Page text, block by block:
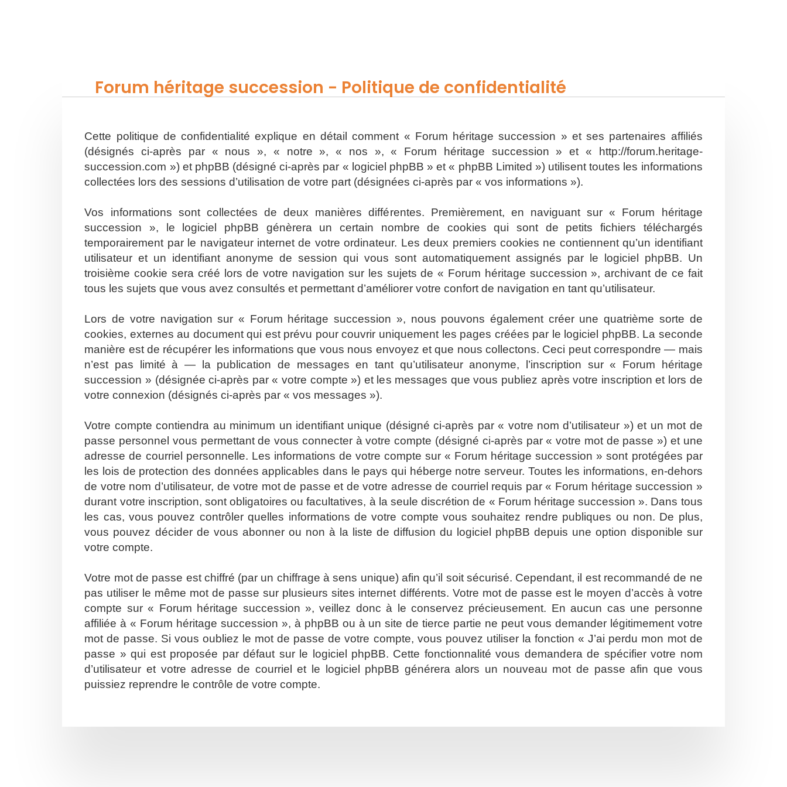
Forum héritage succession - Politique de confidentialité
Cette politique de confidentialité explique en détail comment « Forum héritage succession » et ses partenaires affiliés
(désignés ci-après par « nous », « notre », « nos », « Forum héritage succession » et « http://forum.heritage-
succession.com ») et phpBB (désigné ci-après par « logiciel phpBB » et « phpBB Limited ») utilisent toutes les informations
collectées lors des sessions d’utilisation de votre part (désignées ci-après par « vos informations »).
Vos informations sont collectées de deux manières différentes. Premièrement, en naviguant sur « Forum héritage
succession », le logiciel phpBB génèrera un certain nombre de cookies qui sont de petits fichiers téléchargés
temporairement par le navigateur internet de votre ordinateur. Les deux premiers cookies ne contiennent qu’un identifiant
utilisateur et un identifiant anonyme de session qui vous sont automatiquement assignés par le logiciel phpBB. Un
troisième cookie sera créé lors de votre navigation sur les sujets de « Forum héritage succession », archivant de ce fait
tous les sujets que vous avez consultés et permettant d’améliorer votre confort de navigation en tant qu’utilisateur.
Lors de votre navigation sur « Forum héritage succession », nous pouvons également créer une quatrième sorte de
cookies, externes au document qui est prévu pour couvrir uniquement les pages créées par le logiciel phpBB. La seconde
manière est de récupérer les informations que vous nous envoyez et que nous collectons. Ceci peut correspondre — mais
n’est pas limité à — la publication de messages en tant qu’utilisateur anonyme, l’inscription sur « Forum héritage
succession » (désignée ci-après par « votre compte ») et les messages que vous publiez après votre inscription et lors de
votre connexion (désignés ci-après par « vos messages »).
Votre compte contiendra au minimum un identifiant unique (désigné ci-après par « votre nom d’utilisateur ») et un mot de
passe personnel vous permettant de vous connecter à votre compte (désigné ci-après par « votre mot de passe ») et une
adresse de courriel personnelle. Les informations de votre compte sur « Forum héritage succession » sont protégées par
les lois de protection des données applicables dans le pays qui héberge notre serveur. Toutes les informations, en-dehors
de votre nom d’utilisateur, de votre mot de passe et de votre adresse de courriel requis par « Forum héritage succession »
durant votre inscription, sont obligatoires ou facultatives, à la seule discrétion de « Forum héritage succession ». Dans tous
les cas, vous pouvez contrôler quelles informations de votre compte vous souhaitez rendre publiques ou non. De plus,
vous pouvez décider de vous abonner ou non à la liste de diffusion du logiciel phpBB depuis une option disponible sur
votre compte.
Votre mot de passe est chiffré (par un chiffrage à sens unique) afin qu’il soit sécurisé. Cependant, il est recommandé de ne
pas utiliser le même mot de passe sur plusieurs sites internet différents. Votre mot de passe est le moyen d’accès à votre
compte sur « Forum héritage succession », veillez donc à le conservez précieusement. En aucun cas une personne
affiliée à « Forum héritage succession », à phpBB ou à un site de tierce partie ne peut vous demander légitimement votre
mot de passe. Si vous oubliez le mot de passe de votre compte, vous pouvez utiliser la fonction « J’ai perdu mon mot de
passe » qui est proposée par défaut sur le logiciel phpBB. Cette fonctionnalité vous demandera de spécifier votre nom
d’utilisateur et votre adresse de courriel et le logiciel phpBB générera alors un nouveau mot de passe afin que vous
puissiez reprendre le contrôle de votre compte.